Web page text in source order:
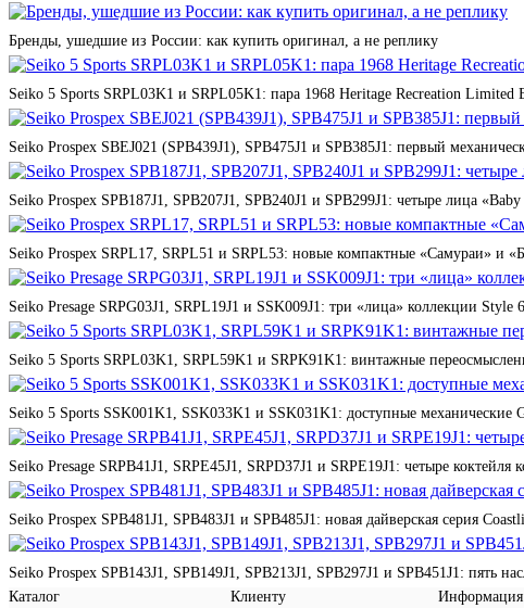
Бренды, ушедшие из России: как купить оригинал, а не реплику
Seiko 5 Sports SRPL03K1 и SRPL05K1: пара 1968 Heritage Recreation Limited
Seiko Prospex SBEJ021 (SPB439J1), SPB475J1 и SPB385J1: первый
Seiko Prospex SPB187J1, SPB207J1, SPB240J1 и SPB299J1: четыре лица
Seiko Prospex SRPL17, SRPL51 и SRPL53: новые компактные «Самураи» и
Seiko Presage SRPG03J1, SRPL19J1 и SSK009J1: три «лица» коллекции Style
Seiko 5 Sports SRPL03K1, SRPL59K1 и SRPK91K1: винтажные
Seiko 5 Sports SSK001K1, SSK033K1 и SSK031K1: доступные механические
Seiko Presage SRPB41J1, SRPE45J1, SRPD37J1 и SRPE19J1: четыре
Seiko Prospex SPB481J1, SPB483J1 и SPB485J1: новая дайверская серия
Seiko Prospex SPB143J1, SPB149J1, SPB213J1, SPB297J1 и SPB451J1: пять
Каталог Клиенту Информация